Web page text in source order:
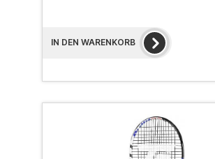
IN DEN WARENKORB